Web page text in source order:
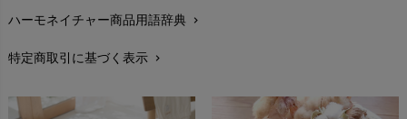
レビューを書こうchevron_right
返品交換chevron_right
FAXでのご注文
ハーモネイチャー商品用語辞典 chevron_right
特定商取引に基づく表示 chevron_right